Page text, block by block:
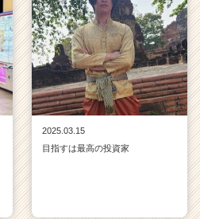
2025.03.15
目指すは最高の投資家